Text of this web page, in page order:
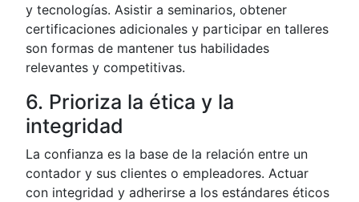
y tecnologías. Asistir a seminarios, obtener
certificaciones adicionales y participar en talleres
son formas de mantener tus habilidades
relevantes y competitivas.
6. Prioriza la ética y la
integridad
La confianza es la base de la relación entre un
contador y sus clientes o empleadores. Actuar
con integridad y adherirse a los estándares éticos